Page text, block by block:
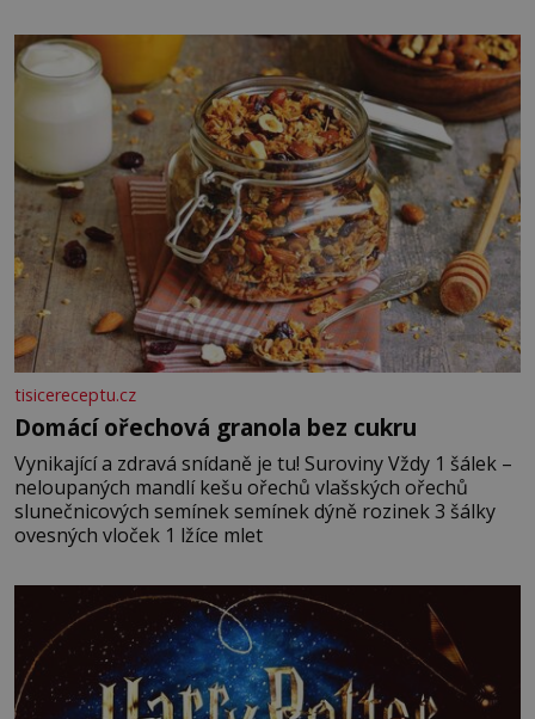
posypání Postup: Oddělte žloutky od bílků. Žloutky
vyšlehejte s cukrem do světlé pěny a postupně do nich
vmíchejte mascarpone, aby vznikl hladký
tisicereceptu.cz
Domácí ořechová granola bez cukru
Vynikající a zdravá snídaně je tu! Suroviny Vždy 1 šálek –
neloupaných mandlí kešu ořechů vlašských ořechů
slunečnicových semínek semínek dýně rozinek 3 šálky
ovesných vloček 1 lžíce mlet